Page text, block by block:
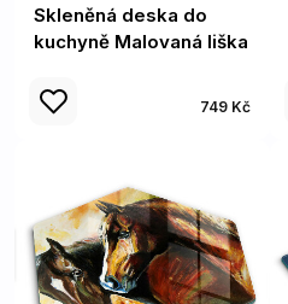
Skleněná deska do
kuchyně Malovaná liška
749 Kč